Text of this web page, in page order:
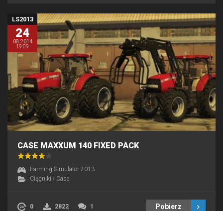
LS2013
24
08.2014
19:09
CASE MAXXUM 140 FIXED PACK
Farming Simulator 2013
Ciągniki › Case
0 2822 1 Pobierz